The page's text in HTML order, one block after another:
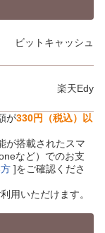
ビットキャッシュ
楽天Edy
が330円（税込）以
が搭載されたスマ
など）でのお支
]をご確認くださ
用いただけます。